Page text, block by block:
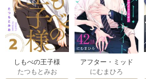
しもべの王子様
【描き下ろしおま
たつもとみお
アフター・ミッド
ナイト・スキン
にむまひろ